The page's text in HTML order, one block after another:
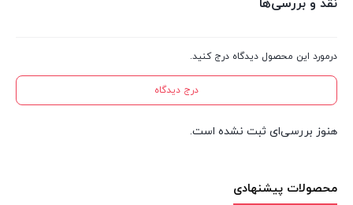
نقد و بررسی‌ها
درمورد این محصول دیدگاه درج کنید.
درج دیدگاه
هنوز بررسی‌ای ثبت نشده است.
محصولات پیشنهادی